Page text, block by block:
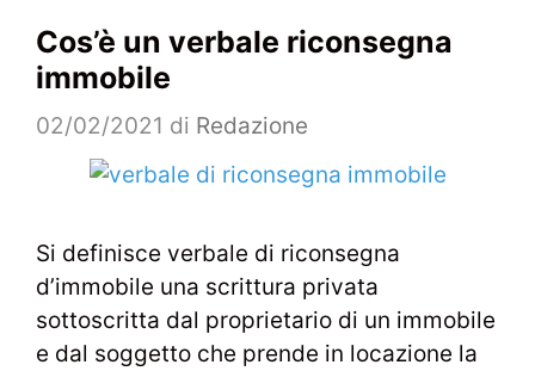
Cos’è un verbale riconsegna
immobile
02/02/2021 di Redazione
Si definisce verbale di riconsegna
d’immobile una scrittura privata
sottoscritta dal proprietario di un immobile
e dal soggetto che prende in locazione la